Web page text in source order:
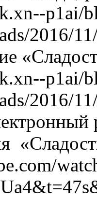
p1ai/
2016/
p1ai/
2016/